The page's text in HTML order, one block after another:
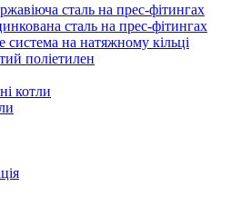
сталь на прес-фітингах
сталь на прес-фітингах
на натяжному кільці
поліетилен
котли